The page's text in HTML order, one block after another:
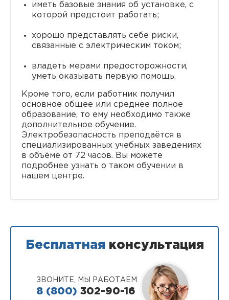
иметь базовые знания об установке, с
которой предстоит работать;
хорошо представлять себе риски,
связанные с электрическим током;
владеть мерами предосторожности,
уметь оказывать первую помощь.
Кроме того, если работник получил
основное общее или среднее полное
образование, то ему необходимо также
дополнительное обучение.
Электробезопасность преподаётся в
специализированных учебных заведениях
в объёме от 72 часов. Вы можете
подробнее узнать о таком обучении в
нашем центре.
Бесплатная консультация
ЗВОНИТЕ, МЫ РАБОТАЕМ
8 (800) 302-90-16